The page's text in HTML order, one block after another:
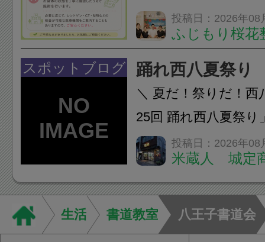
いなくても施術は受
A: はい、受けられま
態を丁寧に確認した
います。必要に応じ
ン・CT・MRIなどの
投稿日：2026年08
ふじもり桜花
スポットブログ 踊れ西八夏祭り
＼ 夏だ！祭りだ！西
25回 踊れ西八夏祭
てくる！ 伝統の【阿
情熱の【よさこいソ
結！数多くの団体が
店街を舞台に最高の
投稿日：2026年08
米蔵人 城定
生活 書道教室 八王子書道会